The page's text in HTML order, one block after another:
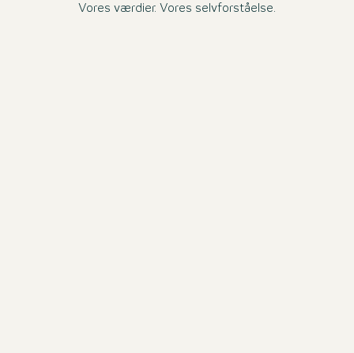
Vores værdier. Vores selvforståelse.